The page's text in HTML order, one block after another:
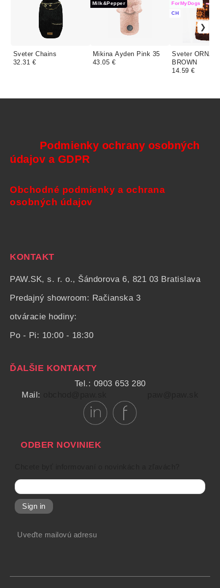
Sveter Chains
32.31 €
Mikina Ayden Pink 35
Milk&Pepper
43.05 €
Sveter
BROWN
ForMyDogs
CH
14.59 €
Podmienky ochrany osobných
údajov a GDPR
Obchodné podmienky a ochrana
osobných údajov
KONTAKT
PAW.SK, s. r. o., Šándorova 6, 821 03 Bratislava
Predajný showroom: Račianska 3
otváracie hodiny:
Po - Pi: 10:00 - 18:30
ĎALŠIE KONTAKTY
Tel.: 0903 653 280
Mail:
ODBER NOVINIEK
Sign in
Uveďte mailovú adresu